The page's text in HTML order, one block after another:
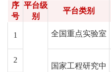
序
号
平台级
别
平台类别
1 全国重点实验室
2
国家工程研究中